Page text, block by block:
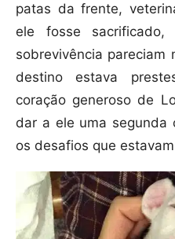
patas da frente,
ele fosse
sobrevivência pareciam
destino estava
coração generoso de
dar a ele uma segunda
os desafios que